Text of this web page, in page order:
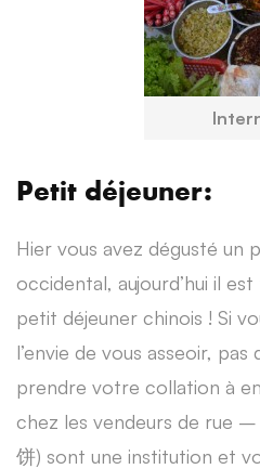
Petit déjeuner:
Hier vous avez dégusté un
occidental, aujourd’hui il
petit déjeuner chinois ! Si
l’envie de vous asseoir,
prendre votre collation à
chez les vendeurs de rue –
饼) sont une institution et